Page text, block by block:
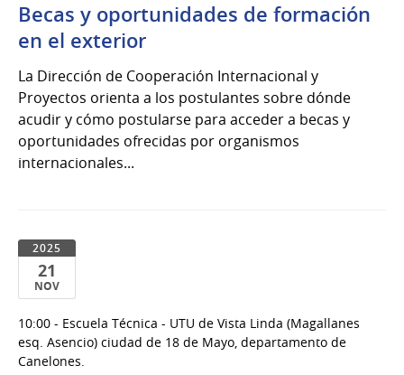
Becas y oportunidades de formación
en el exterior
La Dirección de Cooperación Internacional y
Proyectos orienta a los postulantes sobre dónde
acudir y cómo postularse para acceder a becas y
oportunidades ofrecidas por organismos
internacionales...
2025
21
NOV
de
Nov
10:00 - Escuela Técnica - UTU de Vista Linda (Magallanes
esq. Asencio) ciudad de 18 de Mayo, departamento de
Canelones.